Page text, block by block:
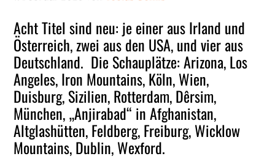
Acht Titel sind neu: je einer aus Irland und
Österreich, zwei aus den USA, und vier aus
Deutschland. Die Schauplätze: Arizona, Los
Angeles, Iron Mountains, Köln, Wien,
Duisburg, Sizilien, Rotterdam, Dêrsim,
München, „Anjirabad“ in Afghanistan,
Altglashütten, Feldberg, Freiburg, Wicklow
Mountains, Dublin, Wexford.